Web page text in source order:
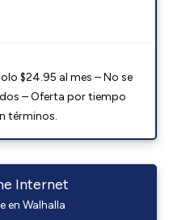
$24.95 al mes – No se
– Oferta por tiempo
términos.
Internet
en Walhalla